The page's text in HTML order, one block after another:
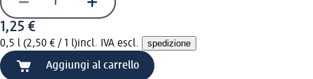
1,25 €
0,5 l (2,50 € / 1 l)incl. IVA escl. spedizione
Aggiungi al carrello